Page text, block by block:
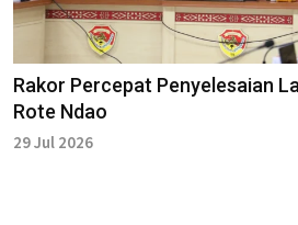
Rakor Percepat Penyelesaian
Rote Ndao
29 Jul 2026